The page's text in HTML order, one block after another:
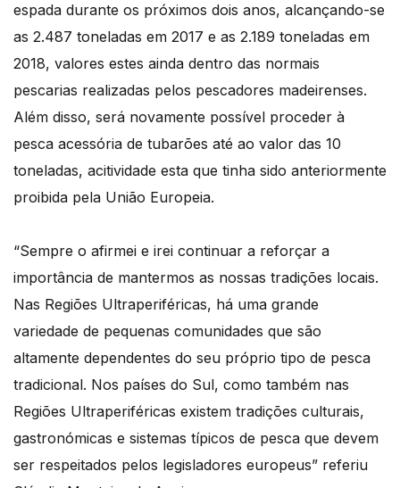
espada durante os próximos dois anos, alcançando-se
as 2.487 toneladas em 2017 e as 2.189 toneladas em
2018, valores estes ainda dentro das normais
pescarias realizadas pelos pescadores madeirenses.
Além disso, será novamente possível proceder à
pesca acessória de tubarões até ao valor das 10
toneladas, acitividade esta que tinha sido anteriormente
proibida pela União Europeia.
“Sempre o afirmei e irei continuar a reforçar a
importância de mantermos as nossas tradições locais.
Nas Regiões Ultraperiféricas, há uma grande
variedade de pequenas comunidades que são
altamente dependentes do seu próprio tipo de pesca
tradicional. Nos países do Sul, como também nas
Regiões Ultraperiféricas existem tradições culturais,
gastronómicas e sistemas típicos de pesca que devem
ser respeitados pelos legisladores europeus” referiu